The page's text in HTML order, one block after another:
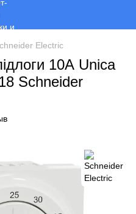
Electric
10А Unica
Schneider